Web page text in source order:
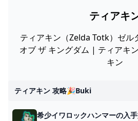
ティアキ
ティアキン（Zelda Totk）ゼル
オブ ザ キングダム | ティアキ
キン
ティアキン 攻略🎉buki
希少イワロックハンマーの入